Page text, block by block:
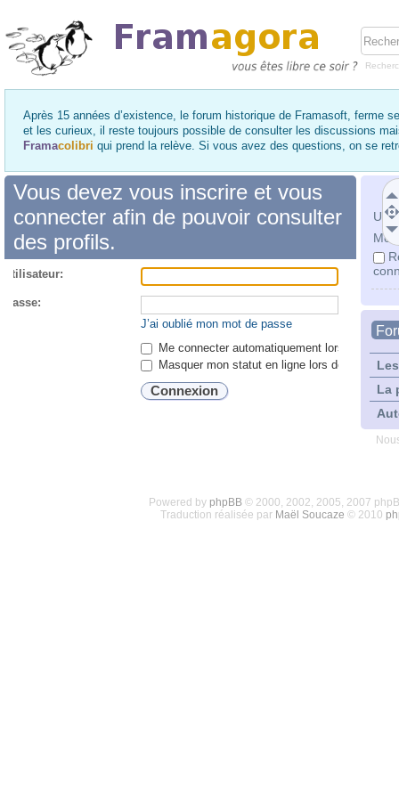
Après 15 années d’existence, le forum historique de Framasoft, ferme
et les curieux, il reste toujours possible de consulter les discussions
Framacolibri qui prend la relève. Si vous avez des questions, on se
Mot
La
Vous devez vous inscrire et vous
connecter afin de pouvoir consulter
des profils.
passe:
J’ai oublié mon mot de passe
Me connecter automatiquement lors de
Masquer mon statut en ligne lors de cette
Powered by phpBB© 2000, 2002, 2005, 2007
Traduction réalisée par Maël Soucaze © 2010